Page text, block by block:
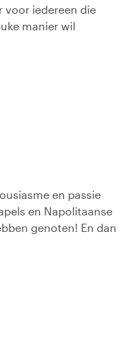
voor iedereen die
manier wil
en passie
en Napolitaanse
genoten! En dan